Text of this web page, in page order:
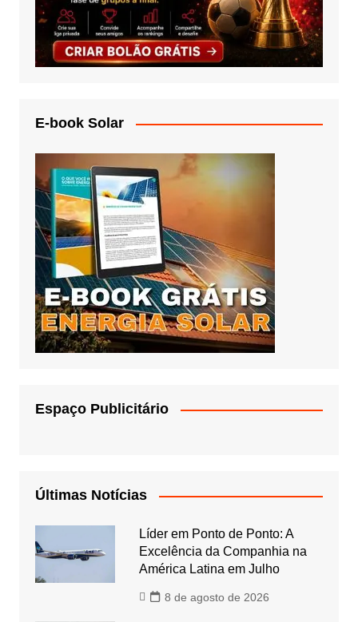
E-book Solar
Espaço Publicitário
Últimas Notícias
Líder em Ponto de Ponto: A
Excelência da Companhia na
América Latina em Julho
8 de agosto de 2026